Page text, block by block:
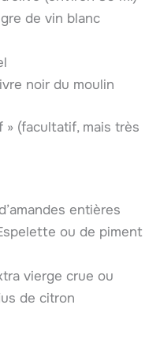
de vin blanc
noir du moulin
» (facultatif, mais très
entières
ou de piment
vierge crue ou
de citron